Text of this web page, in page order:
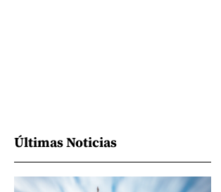
Últimas Noticias